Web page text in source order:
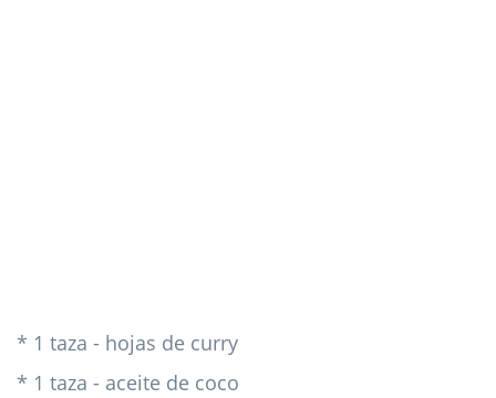
* 1 taza - hojas de curry
* 1 taza - aceite de coco